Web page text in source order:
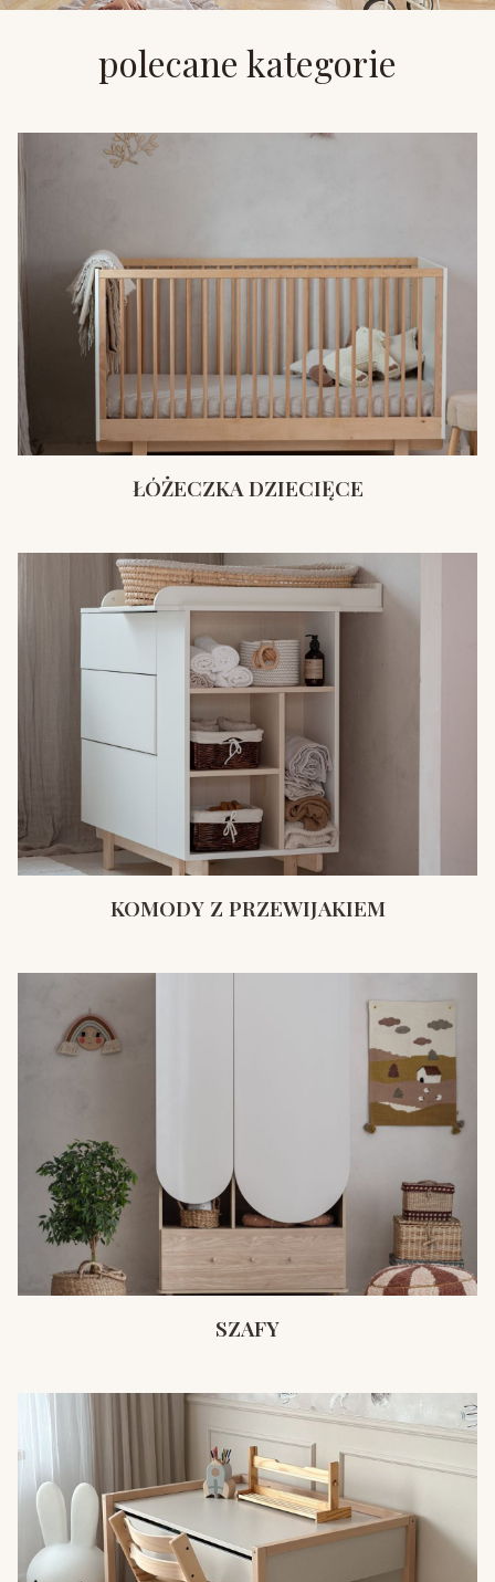
polecane kategorie
ŁÓŻECZKA DZIECIĘCE
KOMODY Z PRZEWIJAKIEM
SZAFY